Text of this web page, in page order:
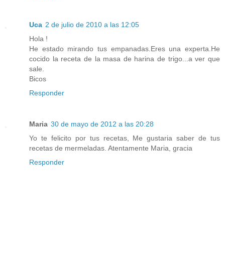
Uca 2 de julio de 2010 a las 12:05
Hola !
He estado mirando tus empanadas.Eres una experta.He
cocido la receta de la masa de harina de trigo...a ver que
sale.
Bicos
Responder
Maria 30 de mayo de 2012 a las 20:28
Yo te felicito por tus recetas, Me gustaria saber de tus
recetas de mermeladas. Atentamente Maria, gracia
Responder